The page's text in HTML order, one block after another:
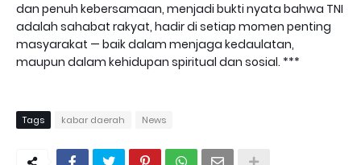
dan penuh kebersamaan, menjadi bukti nyata bahwa TNI
adalah sahabat rakyat, hadir di setiap momen penting
masyarakat — baik dalam menjaga kedaulatan,
maupun dalam kehidupan spiritual dan sosial. ***
Tags kabar daerah News